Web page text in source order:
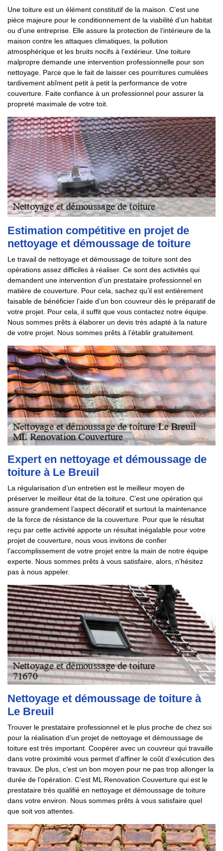
Une toiture est un élément constitutif de la maison. C’est une
pièce majeure pour le conditionnement de la viabilité d’un habitat
ou d’une entreprise. Elle assure la protection de l’intérieure de la
maison contre les attaques climatiques, la pollution
atmosphérique et les bruits nocifs à l’extérieur. Une toiture
malpropre demande une intervention professionnelle pour son
nettoyage. Parce que le fait de laisser ces pourritures cumulées
tardivement abîment petit à petit la performance de votre
couverture. Faite confiance à un professionnel pour assurer la
propreté maximale de votre toit.
Estimation compétitive en projet de
nettoyage et démoussage de toiture
Le travail de nettoyage et démoussage de toiture sont des
opérations assez difficiles à réaliser. Ce sont des activités qui
demandent une intervention d’un prestataire professionnel en
matière de couverture. Pour cela, sachez qu’il est entièrement
faisable de bénéficier l’aide d’un bon couvreur dès le préparatif de
votre projet. Pour cela, il suffit que vous contactez notre équipe.
Nous sommes prêts à élaborer un devis très adapté à la nature
de votre projet. Nous sommes prêts à l’établir gratuitement.
Expert en nettoyage et démoussage de
toiture à Le Breuil
La régularisation d’un entretien est le meilleur moyen de
préserver le meilleur état de la toiture. C’est une opération qui
assure grandement l’aspect décoratif et surtout la maintenance
de la force de résistance de la couverture. Pour que le résultat
reçu par cette activité apporte un résultat inégalable pour votre
projet de couverture, nous vous invitons de confier
l’accomplissement de votre projet entre la main de notre équipe
experte. Nous sommes prêts à vous satisfaire, alors, n’hésitez
pas à nous appeler.
Nettoyage et démoussage de toiture à
Le Breuil
Trouver le prestataire professionnel et le plus proche de chez soi
pour la réalisation d’un projet de nettoyage et démoussage de
toiture est très important. Coopérer avec un couvreur qui travaille
dans votre proximité vous permet d’affiner le coût d’exécution des
travaux. De plus, c’est un bon moyen pour ne pas trop allonger la
durée de l’opération. C’est ML Renovation Couverture qui est le
prestataire très qualifié en nettoyage et démoussage de toiture
dans votre environ. Nous sommes prêts à vous satisfaire quel
que soit vos attentes.